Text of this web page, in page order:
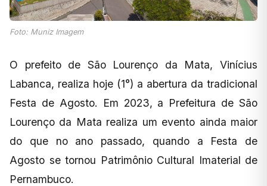
Foto: Muniz Imagem
O prefeito de São Lourenço da Mata, Vinícius
Labanca, realiza hoje (1°) a abertura da tradicional
Festa de Agosto. Em 2023, a Prefeitura de São
Lourenço da Mata realiza um evento ainda maior
do que no ano passado, quando a Festa de
Agosto se tornou Patrimônio Cultural Imaterial de
Pernambuco.